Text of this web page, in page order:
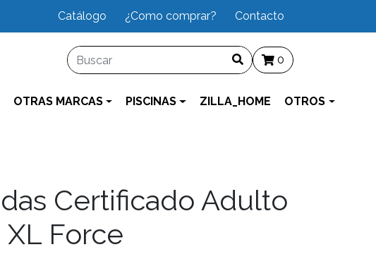
Catálogo ¿Como comprar? Contacto
0
OTRAS MARCAS PISCINAS ZILLA_HOME OTROS
Certificado Adulto
Force